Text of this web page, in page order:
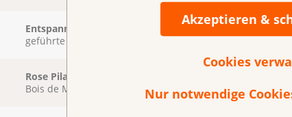
Akzeptieren &
Cookies
Nur notwendige
Entspannt in den Tag mit der Krebsliga Graubünden
geführte Online-Entspannung, jeden Mittwoch 09.00 -
Rose Pilates – jeden Donnerstag
Bois de Moncor